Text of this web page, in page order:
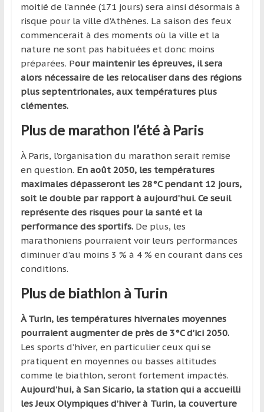
moitié de l’année (171 jours) sera ainsi désormais à
risque pour la ville d’Athènes. La saison des feux
commencerait à des moments où la ville et la
nature ne sont pas habituées et donc moins
préparées. Pour maintenir les épreuves, il sera
alors nécessaire de les relocaliser dans des régions
plus septentrionales, aux températures plus
clémentes.
Plus de marathon l’été à Paris
À Paris, l’organisation du marathon serait remise
en question. En août 2050, les températures
maximales dépasseront les 28°C pendant 12 jours,
soit le double par rapport à aujourd’hui. Ce seuil
représente des risques pour la santé et la
performance des sportifs.De plus, les
marathoniens pourraient voir leurs performances
diminuer d’au moins 3 % à 4 % en courant dans ces
conditions.
Plus de biathlon à Turin
À Turin, les températures hivernales moyennes
pourraient augmenter de près de 3°C d’ici 2050.
Les sports d’hiver, en particulier ceux qui se
pratiquent en moyennes ou basses altitudes
comme le biathlon, seront fortement impactés.
Aujourd’hui, à San Sicario, la station qui a accueilli
les Jeux Olympiques d’hiver à Turin, la couverture